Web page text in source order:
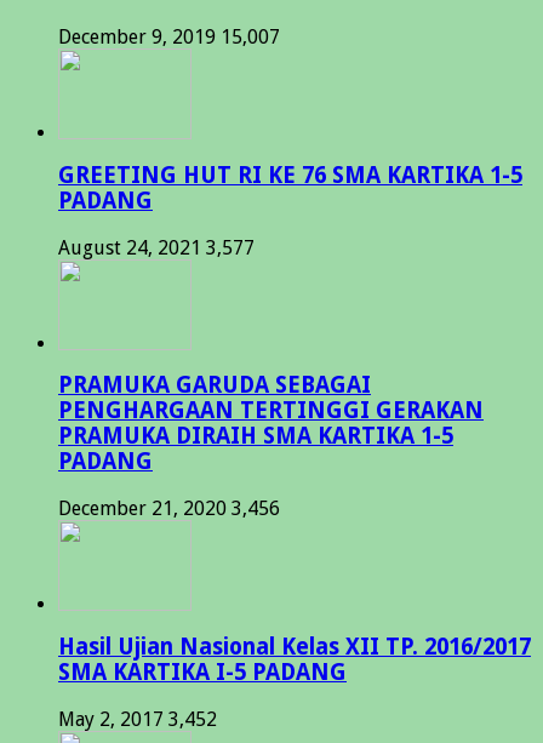
December 9, 2019 15,007
GREETING HUT RI KE 76 SMA KARTIKA 1-5
PADANG
August 24, 2021 3,577
PRAMUKA GARUDA SEBAGAI
PENGHARGAAN TERTINGGI GERAKAN
PRAMUKA DIRAIH SMA KARTIKA 1-5
PADANG
December 21, 2020 3,456
Hasil Ujian Nasional Kelas XII TP. 2016/2017
SMA KARTIKA I-5 PADANG
May 2, 2017 3,452